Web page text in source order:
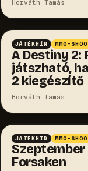
Horváth Tamás
JÁTÉKHÍR MMO-
A Destiny 2:
játszható,
2 kiegészítő
Horváth Tamás
JÁTÉKHÍR MMO-
Szeptember
Forsaken